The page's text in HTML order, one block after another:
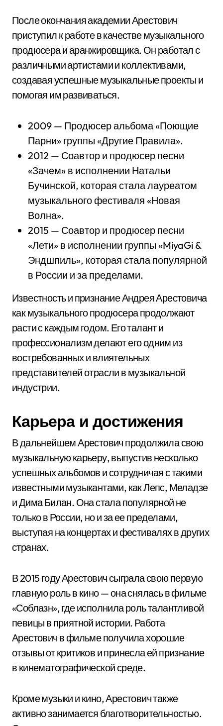
После окончания академии Арестович
приступил к работе в качестве музыкального
продюсера и аранжировщика. Он работал с
различными артистами и коллективами,
создавая успешные музыкальные проекты и
помогая им развиваться.
2009 — Продюсер альбома «Поющие
Парни» группы «Другие Правила».
2012 — Соавтор и продюсер песни
«Зачем» в исполнении Натальи
Бучинской, которая стала лауреатом
музыкального фестиваля «Новая
Волна».
2015 — Соавтор и продюсер песни
«Лети» в исполнении группы «MiyaGi &
Эндшпиль», которая стала популярной
в России и за пределами.
Известность и признание Андрея Арестовича
как музыкального продюсера продолжают
расти с каждым годом. Его талант и
профессионализм делают его одним из
востребованных и влиятельных
представителей отрасли в музыкальной
индустрии.
Карьера и достижения
В дальнейшем Арестович продолжила свою
музыкальную карьеру, выпустив несколько
успешных альбомов и сотрудничая с такими
известными музыкантами, как Лепс, Меладзе
и Дима Билан. Она стала популярной не
только в России, но и за ее пределами,
выступая на концертах и фестивалях в других
странах.
В 2015 году Арестович сыграла свою первую
главную роль в кино — она снялась в фильме
«Соблазн», где исполнила роль талантливой
певицы в приятной истории. Работа
Арестович в фильме получила хорошие
отзывы от критиков и принесла ей признание
в кинематографической среде.
Кроме музыки и кино, Арестович также
активно занимается благотворительностью.